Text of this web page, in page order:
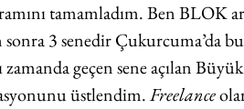
tamamladım. Ben BLOK art
3 senedir Çukurcuma’da
geçen sene açılan
üstlendim. Freelance